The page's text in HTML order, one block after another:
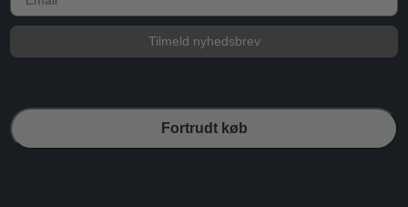
Tilmeld nyhedsbrev
Fortrudt køb